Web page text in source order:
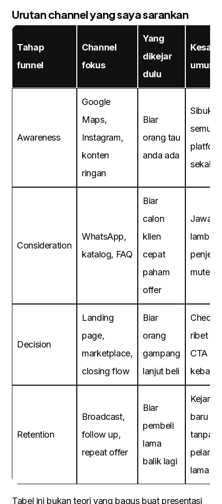
Urutan channel yang saya sarankan
Tahap
funnel
Channel
fokus
Yang
dikejar
dulu
umum
Awareness
Google
Maps,
Instagram,
konten
ringan
Biar
orang tau
anda ada
Sibuk
semua
Consideration
WhatsApp,
katalog, FAQ
Biar
calon
klien
cepat
paham
offer
lambat
muter
Decision
Landing
page,
marketplace,
closing flow
Biar
orang
gampang
lanjut beli
ribet
CTA
Retention
Broadcast,
follow up,
repeat offer
Biar
pembeli
lama
balik lagi
Kejar
baru
tanpa
lama
Tabel ini bukan teori yang bagus buat presentasi